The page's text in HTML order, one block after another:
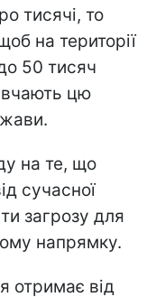
тисячі, то
на території
50 тисяч
цю
на те, що
сучасної
загрозу для
напрямку.
отримає від